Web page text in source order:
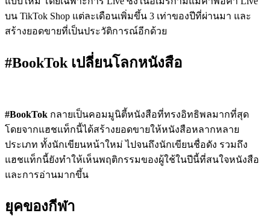
บน TikTok Shop แต่ละเดือนเพิ่มขึ้น 3 เท่าของปีที่ผ่านมา และ
สร้างยอดขายที่เป็นประวัติการณ์อีกด้วย
#BookTok เปลี่ยนโลกหนังสือ
#BookTok กลายเป็นคอมมูนิตี้หนังสือที่ทรงอิทธิพลมากที่สุด
โดยจากแฮชแท็กนี้ได้สร้างยอดขายให้หนังสือหลากหลาย
ประเภท ทั้งนักเขียนหน้าใหม่ ไปจนถึงนักเขียนชื่อดัง รวมถึง
แฮชแท็กนี้ยังทำให้เห็นพฤติกรรมของผู้ใช้ในปีนี้ที่สนใจหนังสือ
และการอ่านมากขึ้น
ยุคของกีฬา